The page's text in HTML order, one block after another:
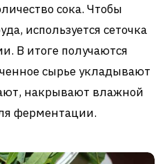
сока. Чтобы
используется сеточка
В итоге получаются
сырье укладывают
накрывают влажной
ферментации.